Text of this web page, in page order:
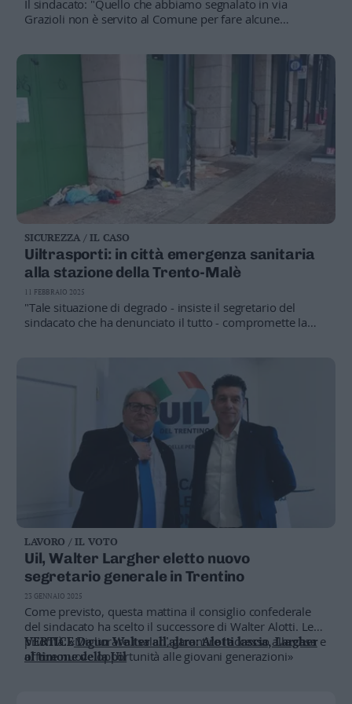
Leggi/Abbonati
Newsletter
Social media
Il sindacato: "Quello che abbiamo segnalato in via
Grazioli non è servito al Comune per fare alcune
SICUREZZA / IL CASO
Uiltrasporti: in città emergenza sanitaria
alla stazione della Trento-Malè
"Tale situazione di degrado - insiste il segretario del
sindacato che ha denunciato il tutto - compromette la
11 FEBBRAIO 2025
LAVORO / IL VOTO
Uil, Walter Largher eletto nuovo
segretario generale in Trentino
Come previsto, questa mattina il consiglio confederale
del sindacato ha scelto il successore di Walter Alotti. Le
priorità: «Migliorare i salari, garantire l'accesso alla casa e
offrire nuove opportunità alle giovani generazioni»
VERTICEDa un Walter all'altro: Alotti lascia, Largher
al timone della Uil
23 GENNAIO 2025